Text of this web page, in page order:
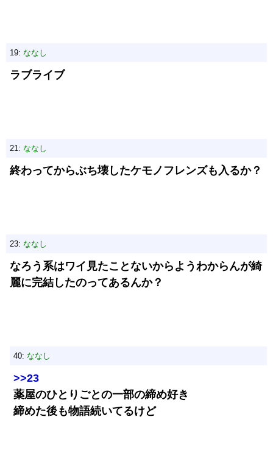
19: ななし
ラブライブ
21: ななし
終わってからぶち壊したケモノフレンズも入るか？
23: ななし
なろう系はワイ見たことないからようわからんが綺
麗に完結したのってあるんか？
40: ななし
>>23
薬屋のひとりごとの一部の締め好き
締めた後も物語続いてるけど